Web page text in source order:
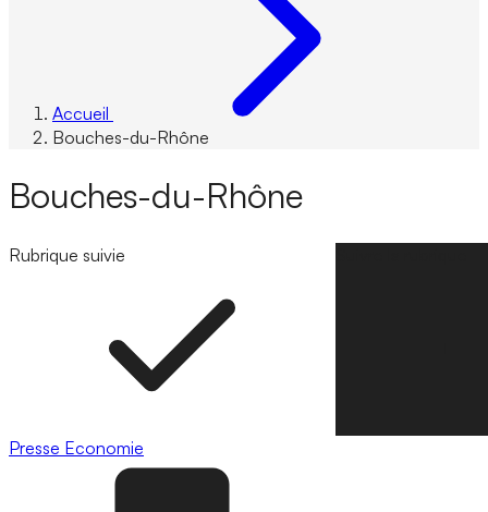
Accueil
Bouches-du-Rhône
Bouches-du-Rhône
Rubrique suivie
Presse Economie